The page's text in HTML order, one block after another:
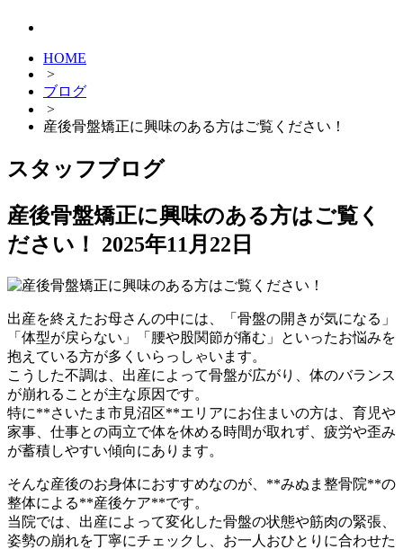
HOME
>
ブログ
>
産後骨盤矯正に興味のある方はご覧ください！
スタッフブログ
産後骨盤矯正に興味のある方はご覧く
ださい！
2025年11月22日
出産を終えたお母さんの中には、「骨盤の開きが気になる」
「体型が戻らない」「腰や股関節が痛む」といったお悩みを
抱えている方が多くいらっしゃいます。
こうした不調は、出産によって骨盤が広がり、体のバランス
が崩れることが主な原因です。
特に**さいたま市見沼区**エリアにお住まいの方は、育児や
家事、仕事との両立で体を休める時間が取れず、疲労や歪み
が蓄積しやすい傾向にあります。
そんな産後のお身体におすすめなのが、**みぬま整骨院**の
整体による**産後ケア**です。
当院では、出産によって変化した骨盤の状態や筋肉の緊張、
姿勢の崩れを丁寧にチェックし、お一人おひとりに合わせた